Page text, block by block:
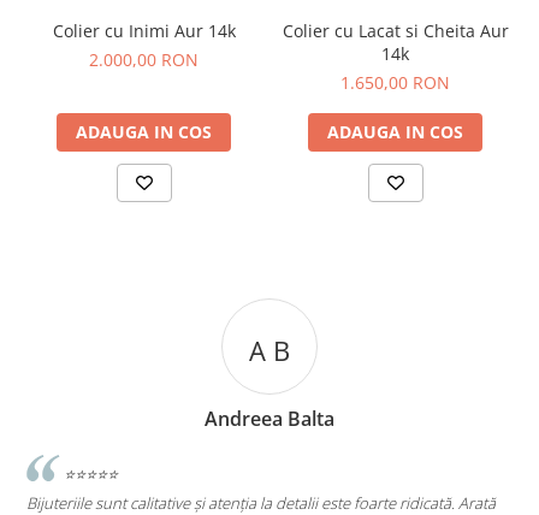
Colier cu Inimi Aur 14k
2.000,00 RON
ADAUGA IN COS
Colier cu Lacat si Cheita Aur
14k
1.650,00 RON
ADAUGA IN COS
la detalii este foarte ridicată. Arată
⭐⭐⭐⭐⭐